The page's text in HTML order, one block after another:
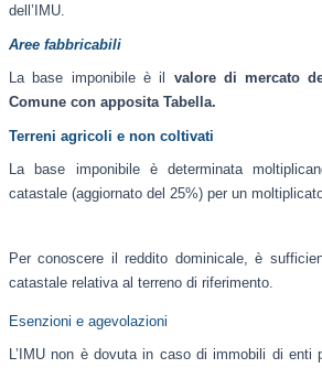
dell’IMU.
Aree fabbricabili
La base imponibile è il valore di mercato
Comune con apposita Tabella.
Terreni agricoli e non coltivati
La base imponibile è determinata
catastale (aggiornato del 25%) per un
Per conoscere il reddito dominicale, è
catastale relativa al terreno di riferimento.
Esenzioni e agevolazioni
L’IMU non è dovuta in caso di immobili di enti